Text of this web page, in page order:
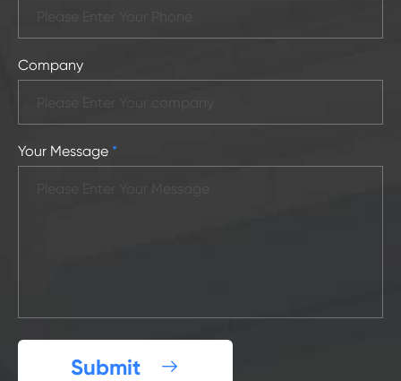
Company
Your Message *
Submit 